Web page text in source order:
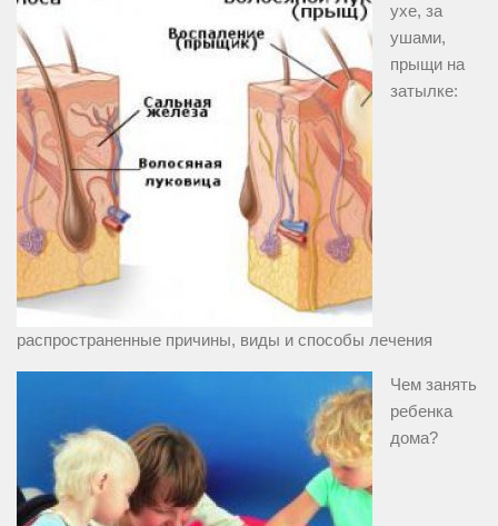
ухе, за
ушами,
прыщи на
затылке:
распространенные причины, виды и способы лечения
Чем занять
ребенка
дома?